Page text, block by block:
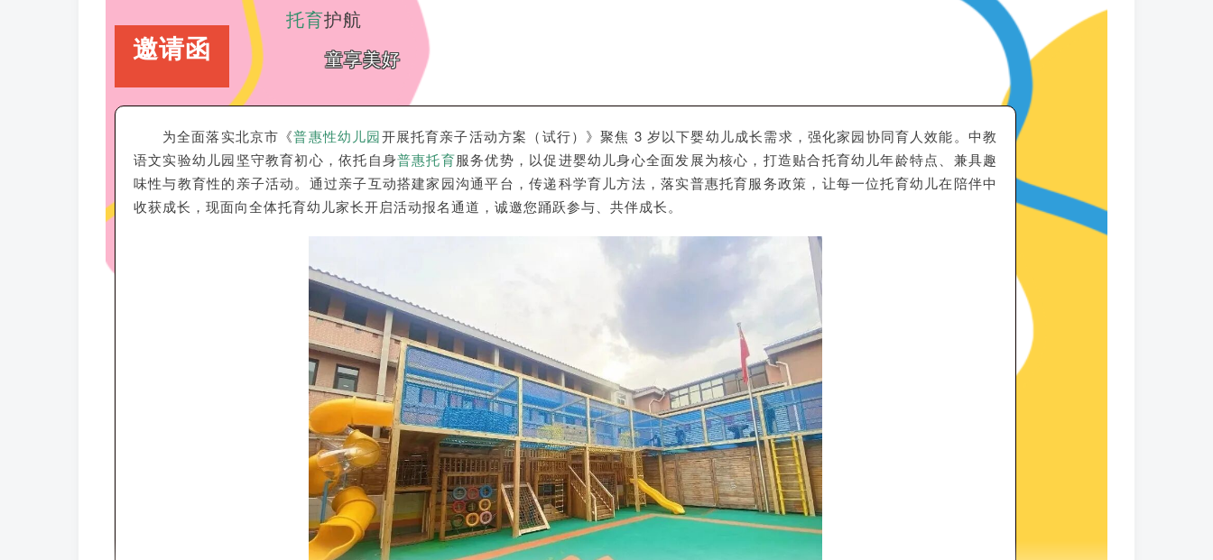
邀请函
托育护航
童享美好
为全面落实北京市《普惠性幼儿园开展托育亲子活动方案（试行）》聚焦 3 岁以下婴幼儿成长需求，强化家园协同育人效能。中教
语文实验幼儿园坚守教育初心，依托自身普惠托育服务优势，以促进婴幼儿身心全面发展为核心，打造贴合托育幼儿年龄特点、兼具趣
味性与教育性的亲子活动。通过亲子互动搭建家园沟通平台，传递科学育儿方法，落实普惠托育服务政策，让每一位托育幼儿在陪伴中
收获成长，现面向全体托育幼儿家长开启活动报名通道，诚邀您踊跃参与、共伴成长。